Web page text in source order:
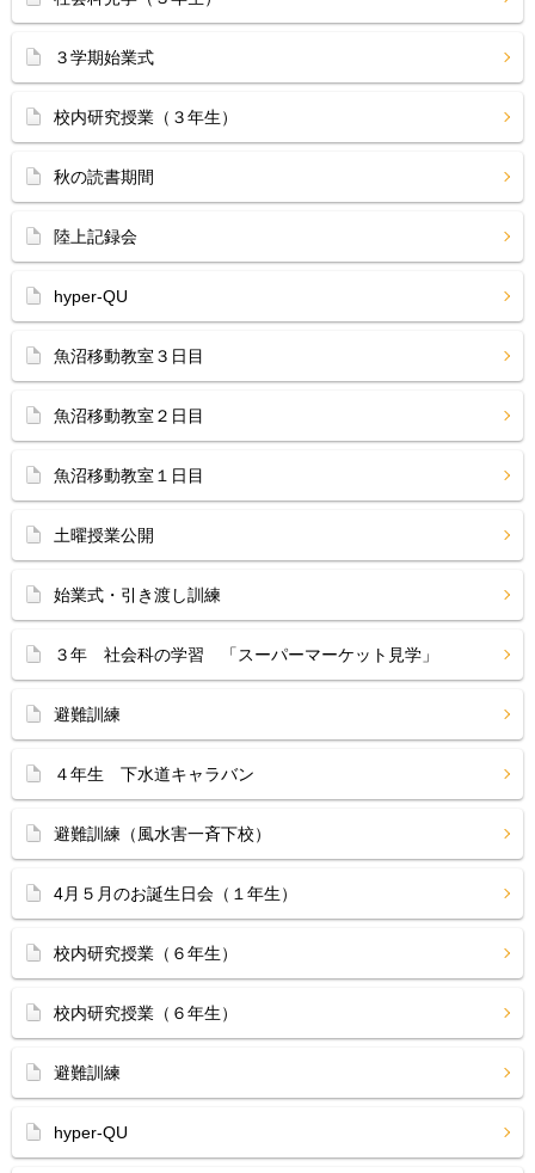
３学期始業式
校内研究授業（３年生）
秋の読書期間
陸上記録会
hyper-QU
魚沼移動教室３日目
魚沼移動教室２日目
魚沼移動教室１日目
土曜授業公開
始業式・引き渡し訓練
３年 社会科の学習 「スーパーマーケット見学」
避難訓練
４年生 下水道キャラバン
避難訓練（風水害一斉下校）
4月５月のお誕生日会（１年生）
校内研究授業（６年生）
校内研究授業（６年生）
避難訓練
hyper-QU